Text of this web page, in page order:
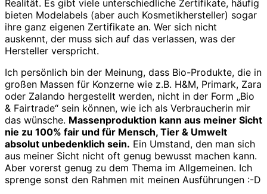
Realität. Es gibt viele unterschiedliche Zertifikate, häufig
bieten Modelabels (aber auch Kosmetikhersteller) sogar
ihre ganz eigenen Zertifikate an. Wer sich nicht
auskennt, der muss sich auf das verlassen, was der
Hersteller verspricht.
Ich persönlich bin der Meinung, dass Bio-Produkte, die in
großen Massen für Konzerne wie z.B. H&M, Primark, Zara
oder Zalando hergestellt werden, nicht in der Form „Bio
& Fairtrade“ sein können, wie ich als Verbraucherin mir
das wünsche. Massenproduktion kann aus meiner Sicht
nie zu 100% fair und für Mensch, Tier & Umwelt
absolut unbedenklich sein. Ein Umstand, den man sich
aus meiner Sicht nicht oft genug bewusst machen kann.
Aber vorerst genug zu dem Thema im Allgemeinen. Ich
sprenge sonst den Rahmen mit meinen Ausführungen :-D